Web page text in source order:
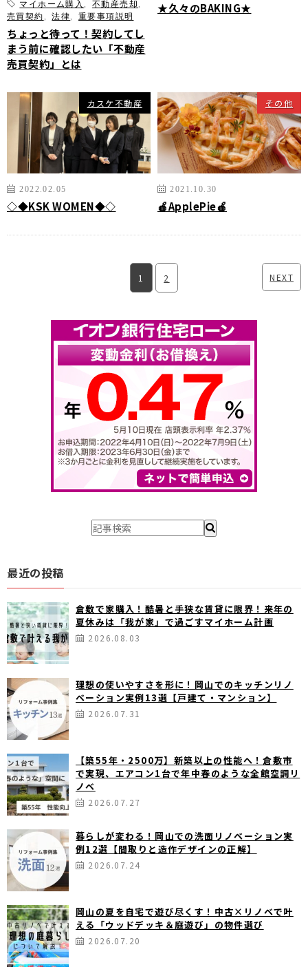
マイホーム購入
,不動産売却
売買契約
,法律 ,重要事項説明
ちょっと待って！契約してし
まう前に確認したい「不動産
売買契約」とは
★久々のBAKING★
カスケ不動産
2022.02.05
◇◆KSK WOMEN◆◇
その他
2021.10.30
🍎ApplePie🍎
1 2 NEXT
最近の投稿
倉敷で家購入！酷暑と手狭な賃貸に限界！来年の
夏休みは「我が家」で過ごすマイホーム計画
2026.08.03
理想の使いやすさを形に！岡山でのキッチンリノ
ベーション実例13選【戸建て・マンション】
2026.07.31
【築55年・2500万】新築以上の性能へ！倉敷市
で実現、エアコン1台で年中春のような全館空調リ
ノベ
2026.07.27
暮らしが変わる！岡山での洗面リノベーション実
例12選【間取りと造作デザインの正解】
2026.07.24
岡山の夏を自宅で遊び尽くす！中古×リノベで叶
える「ウッドデッキ＆庭遊び」の物件選び
2026.07.20